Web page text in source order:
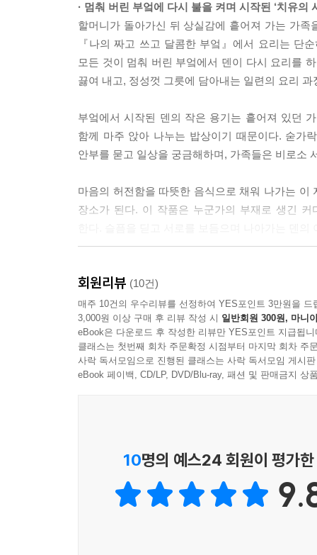
다. 서툴러도 상관없다. 가족과 친구들 모두 같이
그래서 음식을 만든다.
--- p.196
“음식은 말이야. 돌고 도는 거란다. 네가 마음을
내가 꽥꽥 할머니의 음식을 처음 먹었을 때가 생
채를 썰고 꽥꽥 할머니가 소금에 버무리기만 한
모르게 마음에 놓인 것처럼 보였던 꽥꽥 할머니까
· 멈춰 버린 부엌에 다시 불을 켜며 시작된 ‘치유의
할머니가 돌아가신 뒤 상실감에 흩어져 가는 가족
『나의 짜고 쓰고 달콤한 부엌』에서 요리는 단
모든 것이 멈춰 버린 부엌에서 덴이 다시 요리를
끓여 내고, 정성껏 그릇에 담아내는 일련의 요리
부엌에서 시작된 덴의 작은 용기는 흩어져 있던
함께 마주 앉아 나누는 밥상이기 때문이다. 숟가
안부를 묻고 일상을 궁금해하며, 가족들은 비로소
마음의 허전함을 따뜻한 음식으로 채워 나가는 이
장소가 된다. 이 작품은 누군가의 부재로 생긴
부엌은 세상의 모든 맛이 탄생하는 곳이자, 다양
감정들이 투영되어 있다. 돌아가신 할머니를 그리
수 없다는 사실에 입안이 까칠해지는 ‘쓴맛’을
‘달콤한’ 위안을 얻는다.
반죽 표면에 보글보글 구멍이 뚫리고 달콤한 냄
덴이 요리를 하는 모습을 지켜보고, 그 요리의 맛
- 본문 중에서
회원리뷰 (10건)
매주 10건의 우수리뷰를 선정하여 YES포인트 3만원을 드
3,000원 이상 구매 후 리뷰 작성 시 일반회원 300원, 마니
eBook은 다운로드 후 작성한 리뷰만 YES포인트 지급됩니
클래스는 첫번째 회차 주문확정 시점부터 마지막 회차 주
사락 독서모임으로 진행된 클래스는 사락 독서모임 게시
eBook 페이백, CD/LP, DVD/Blu-ray, 패션 및 판매금지 상
10명의 예스24 회원이 평가